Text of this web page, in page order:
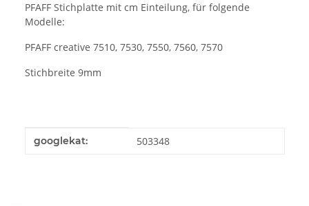
PFAFF Stichplatte mit cm Einteilung, für folgende
Modelle:
PFAFF creative 7510, 7530, 7550, 7560, 7570
Stichbreite 9mm
Produkteigenschaft
Wert
googlekat: 503348